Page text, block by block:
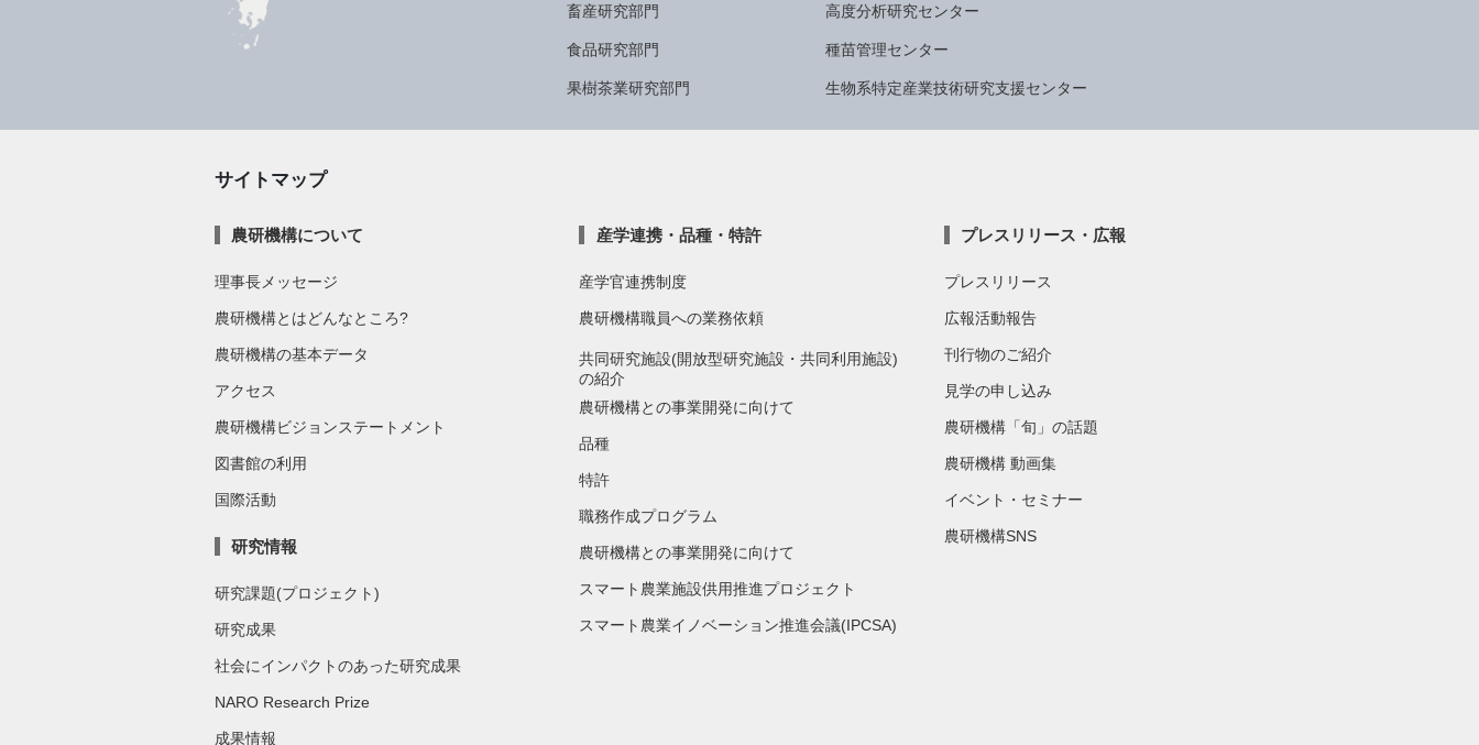
畜産研究部門
食品研究部門
果樹茶業研究部門
高度分析研究センター
種苗管理センター
生物系特定産業技術研究支援センター
サイトマップ
農研機構について
理事長メッセージ
農研機構とはどんなところ?
農研機構の基本データ
アクセス
農研機構ビジョンステートメント
図書館の利用
国際活動
研究情報
研究課題(プロジェクト)
研究成果
社会にインパクトのあった研究成果
NARO Research Prize
成果情報
産学連携・品種・特許
産学官連携制度
農研機構職員への業務依頼
共同研究施設(開放型研究施設・共同利用施設)
の紹介
農研機構との事業開発に向けて
品種
特許
職務作成プログラム
農研機構との事業開発に向けて
スマート農業施設供用推進プロジェクト
スマート農業イノベーション推進会議(IPCSA)
プレスリリース・広報
プレスリリース
広報活動報告
刊行物のご紹介
見学の申し込み
農研機構「旬」の話題
農研機構 動画集
イベント・セミナー
農研機構SNS